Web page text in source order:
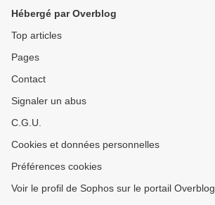
Hébergé par Overblog
Top articles
Pages
Contact
Signaler un abus
C.G.U.
Cookies et données personnelles
Préférences cookies
Voir le profil de Sophos sur le portail Overblog